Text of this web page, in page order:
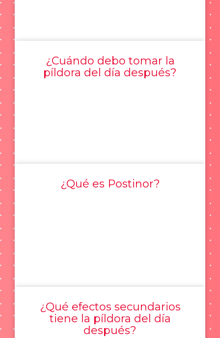
¿Cuándo debo tomar la
píldora del día después?
¿Qué es Postinor?
¿Qué efectos secundarios
tiene la píldora del día
después?